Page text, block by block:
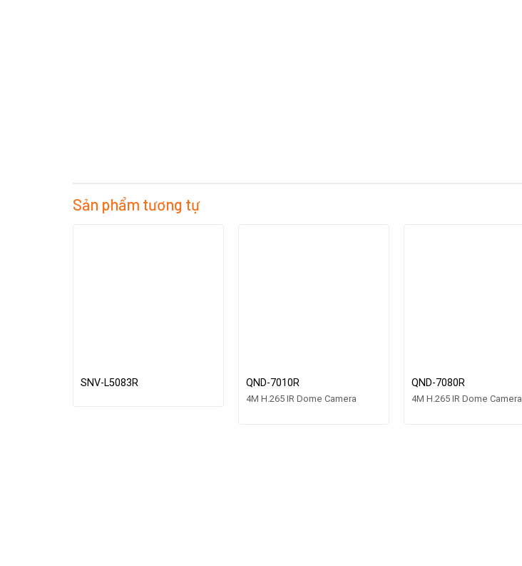
Sản phẩm tương tự
SNV-L5083R QND-7010R
4M H.265 IR Dome Camera
QND-7080R
4M H.265 IR Dome Camera